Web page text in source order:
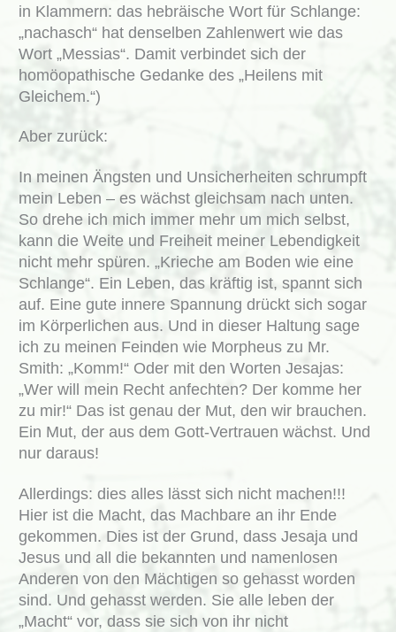
in Klammern: das hebräische Wort für Schlange:
„nachasch“ hat denselben Zahlenwert wie das
Wort „Messias“. Damit verbindet sich der
homöopathische Gedanke des „Heilens mit
Gleichem.“)
Aber zurück:
In meinen Ängsten und Unsicherheiten schrumpft
mein Leben – es wächst gleichsam nach unten.
So drehe ich mich immer mehr um mich selbst,
kann die Weite und Freiheit meiner Lebendigkeit
nicht mehr spüren. „Krieche am Boden wie eine
Schlange“. Ein Leben, das kräftig ist, spannt sich
auf. Eine gute innere Spannung drückt sich sogar
im Körperlichen aus. Und in dieser Haltung sage
ich zu meinen Feinden wie Morpheus zu Mr.
Smith: „Komm!“ Oder mit den Worten Jesajas:
„Wer will mein Recht anfechten? Der komme her
zu mir!“ Das ist genau der Mut, den wir brauchen.
Ein Mut, der aus dem Gott-Vertrauen wächst. Und
nur daraus!
Allerdings: dies alles lässt sich nicht machen!!!
Hier ist die Macht, das Machbare an ihr Ende
gekommen. Dies ist der Grund, dass Jesaja und
Jesus und all die bekannten und namenlosen
Anderen von den Mächtigen so gehasst worden
sind. Und gehasst werden. Sie alle leben der
„Macht“ vor, dass sie sich von ihr nicht